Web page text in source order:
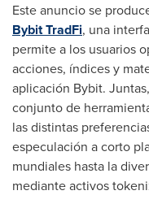
Este anuncio se
Bybit TradFi, una
permite a los usuarios
acciones, índices y
aplicación Bybit.
conjunto de
las distintas
especulación a corto
mundiales hasta la
mediante activos